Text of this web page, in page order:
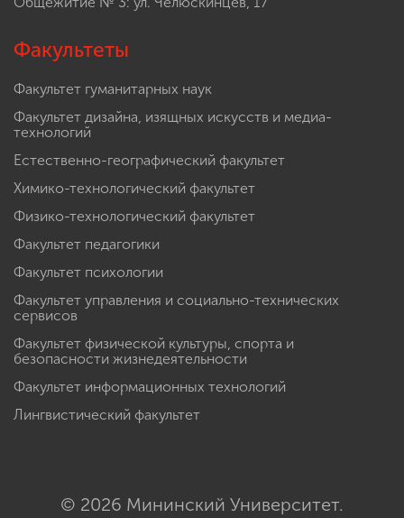
Факультеты
Факультет гуманитарных наук
Факультет дизайна, изящных искусств и медиа-
технологий
Естественно-географический факультет
Химико-технологический факультет
Физико-технологический факультет
Факультет педагогики
Факультет психологии
Факультет управления и социально-технических
сервисов
Факультет физической культуры, спорта и
безопасности жизнедеятельности
Факультет информационных технологий
Лингвистический факультет
© 2026 Мининский Университет.